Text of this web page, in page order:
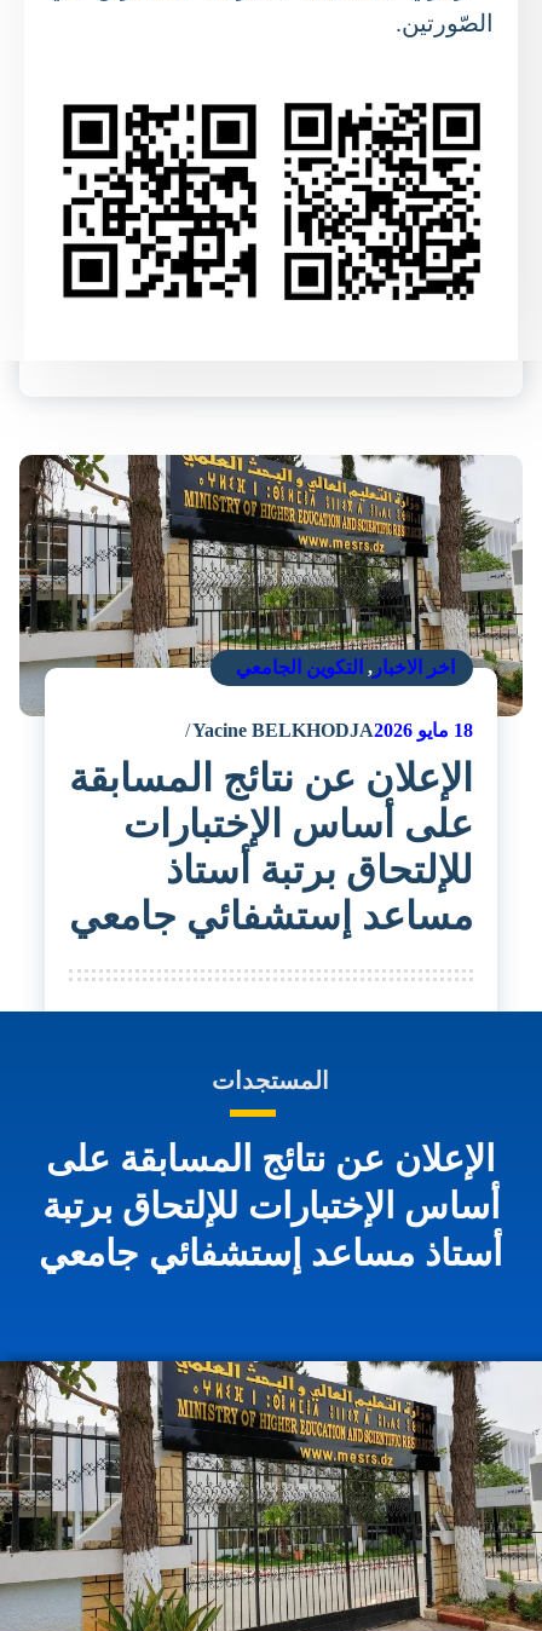
الصّورتين.
اخر الاخبار, التكوين الجامعي
18مايو 2026 Yacine BELKHODJA
الإعلان عن نتائج المسابقة
على أساس الإختبارات
للإلتحاق برتبة أستاذ
مساعد إستشفائي جامعي
المستجدات
الإعلان عن نتائج المسابقة على
أساس الإختبارات للإلتحاق برتبة
أستاذ مساعد إستشفائي جامعي